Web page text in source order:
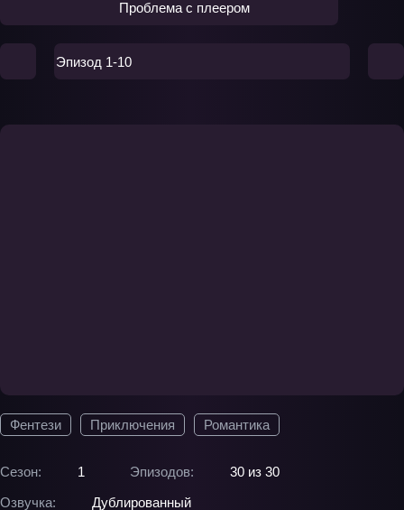
Фентези Приключения Романтика
Сезон: 1 Эпизодов:
30 из 30
Озвучка:
Дублированный
Проблема с плеером
Эпизод 1-10